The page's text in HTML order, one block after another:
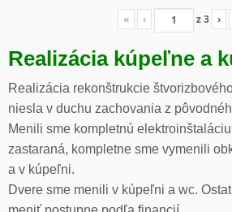
« ‹ z3 ›
Realizácia kúpeľne a
Realizácia rekonštrukcie
niesla v duchu zachovania z
Menili sme kompletnú
zastaraná, kompletne sme vymenili
a v kúpeľni.
Dvere sme menili v kúpeľni a wc.